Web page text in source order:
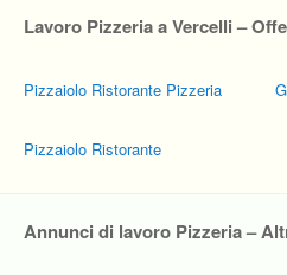
Lavoro Pizzeria a Vercelli –
Pizzaiolo Ristorante Pizzeria
Pizzaiolo Ristorante
Annunci di lavoro Pizzeria –